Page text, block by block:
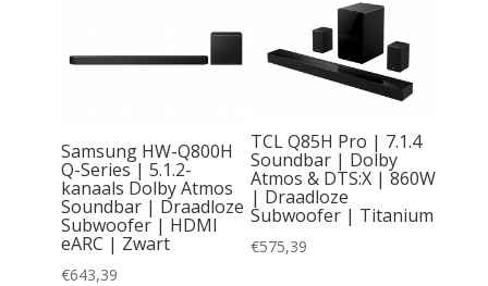
Samsung HW-Q800H
Q-Series | 5.1.2-
kanaals Dolby Atmos
Soundbar | Draadloze
Subwoofer | HDMI
eARC | Zwart
€643,39
TCL Q85H Pro | 7.1.4
Soundbar | Dolby
Atmos & DTS:X | 860W
| Draadloze
Subwoofer | Titanium
€575,39